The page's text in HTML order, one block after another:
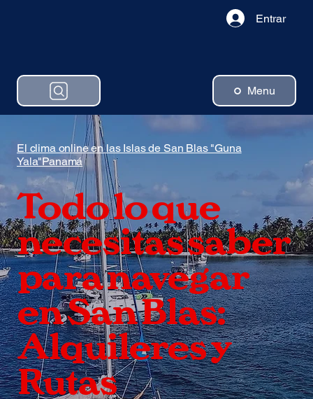
Menu
Entrar
El clima online en las Islas de San Blas "Guna
Yala"Panamá
Todo lo que
necesitas saber
para navegar
en San Blas:
Alquileres y
Rutas